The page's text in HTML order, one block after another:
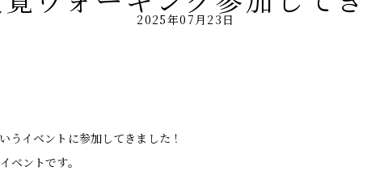
2025年07月23日
うイベントに参加してきました！
ベントです。